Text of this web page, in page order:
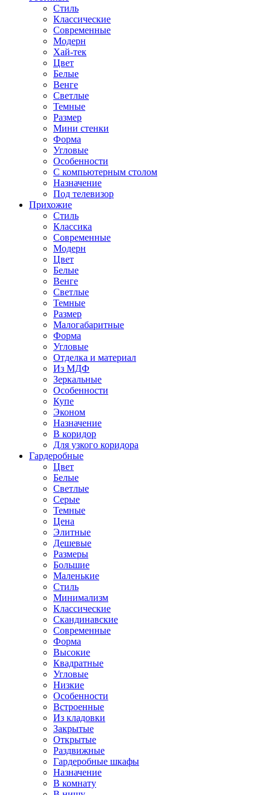
Стиль
Классические
Современные
Модерн
Хай-тек
Цвет
Белые
Венге
Светлые
Темные
Размер
Мини стенки
Форма
Угловые
Особенности
С компьютерным столом
Назначение
Под телевизор
Прихожие
Стиль
Классика
Современные
Модерн
Цвет
Белые
Венге
Светлые
Темные
Размер
Малогабаритные
Форма
Угловые
Отделка и материал
Из МДФ
Зеркальные
Особенности
Купе
Эконом
Назначение
В коридор
Для узкого коридора
Гардеробные
Цвет
Белые
Светлые
Серые
Темные
Цена
Элитные
Дешевые
Размеры
Большие
Маленькие
Стиль
Минимализм
Классические
Скандинавские
Современные
Форма
Высокие
Квадратные
Угловые
Низкие
Особенности
Встроенные
Из кладовки
Закрытые
Открытые
Раздвижные
Гардеробные шкафы
Назначение
В комнату